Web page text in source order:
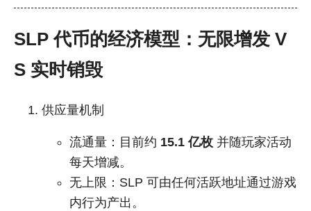
SLP 代币的经济模型：无限增发 V
S 实时销毁
供应量机制
流通量：目前约 15.1 亿枚 并随玩家活动
每天增减。
无上限：SLP 可由任何活跃地址通过游戏
内行为产出。